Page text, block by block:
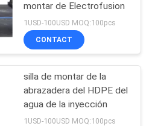
montar de Electrofusion
1USD-100USD MOQ:100pcs
CONTACT
silla de montar de la
abrazadera del HDPE del
agua de la inyección
1USD-100USD MOQ:100pcs